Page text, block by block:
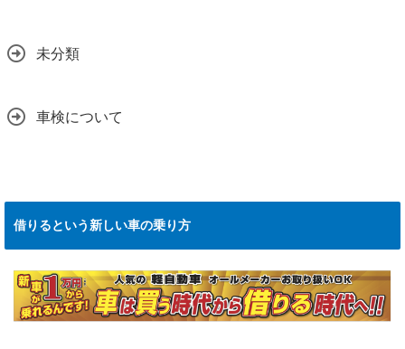
未分類
車検について
借りるという新しい車の乗り方